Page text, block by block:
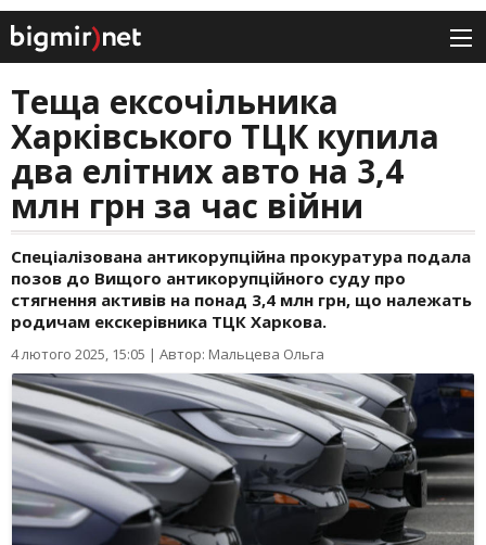
Теща ексочільника
Харківського ТЦК купила
два елітних авто на 3,4
млн грн за час війни
Спеціалізована антикорупційна прокуратура подала
позов до Вищого антикорупційного суду про
стягнення активів на понад 3,4 млн грн, що належать
родичам екскерівника ТЦК Харкова.
4 лютого 2025, 15:05 | Автор: Мальцева Ольга